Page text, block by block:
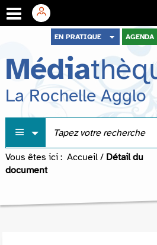
menu
contenu
recherche
EN PRATIQUE AGENDA
Média
La Rochelle Agglo
Vous êtes ici : Accueil / Détail du
document